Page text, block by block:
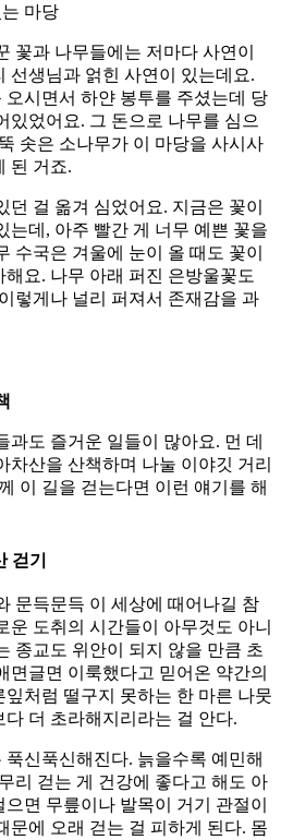
마당
꽃과 나무들에는 저마다 사연이
선생님과 얽힌 사연이 있는데요.
시면서 하얀 봉투를 주셨는데 당
있었어요. 그 돈으로 나무를 심으
솟은 소나무가 이 마당을 사시사
된 거죠.
던 걸 옮겨 심었어요. 지금은 꽃이
는데, 아주 빨간 게 너무 예쁜 꽃을
수국은 겨울에 눈이 올 때도 꽃이
요. 나무 아래 퍼진 은방울꽃도
렇게나 널리 퍼져서 존재감을 과
과도 즐거운 일들이 많아요. 먼 데
차산을 산책하며 나눌 이야깃 거리
이 길을 걷는다면 이런 얘기를 해
걷기
문득문득 이 세상에 때어나길 참
운 도취의 시간들이 아무것도 아니
종교도 위안이 되지 않을 만큼 초
면글면 이룩했다고 믿어온 약간의
처럼 떨구지 못하는 한 마른 나뭇
더 초라해지리라는 걸 안다.
신푹신해진다. 늙을수록 예민해
리 걷는 게 건강에 좋다고 해도 아
면 무릎이나 발목이 거기 관절이
문에 오래 걷는 걸 피하게 된다. 몸